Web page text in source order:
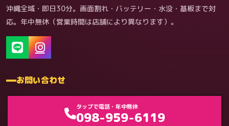
沖縄全域・即日30分。画面割れ・バッテリー・水没・基板まで対
応。年中無休（営業時間は店舗により異なります）。
お問い合わせ
タップで電話・年中無休
098-959-6119